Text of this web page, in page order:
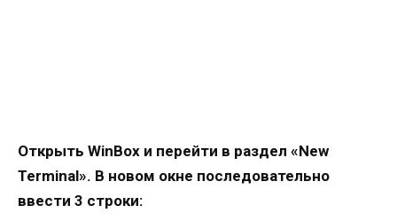
Открыть WinBox и перейти в раздел «New
Terminal». В новом окне последовательно
ввести 3 строки: